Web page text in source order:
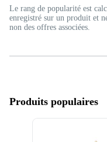
Le rang de popularité est
enregistré sur un produit et
non des offres associées.
Produits populaires